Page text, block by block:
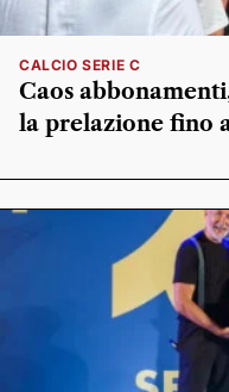
CALCIO SERIE C
Caos
la prelazione fino